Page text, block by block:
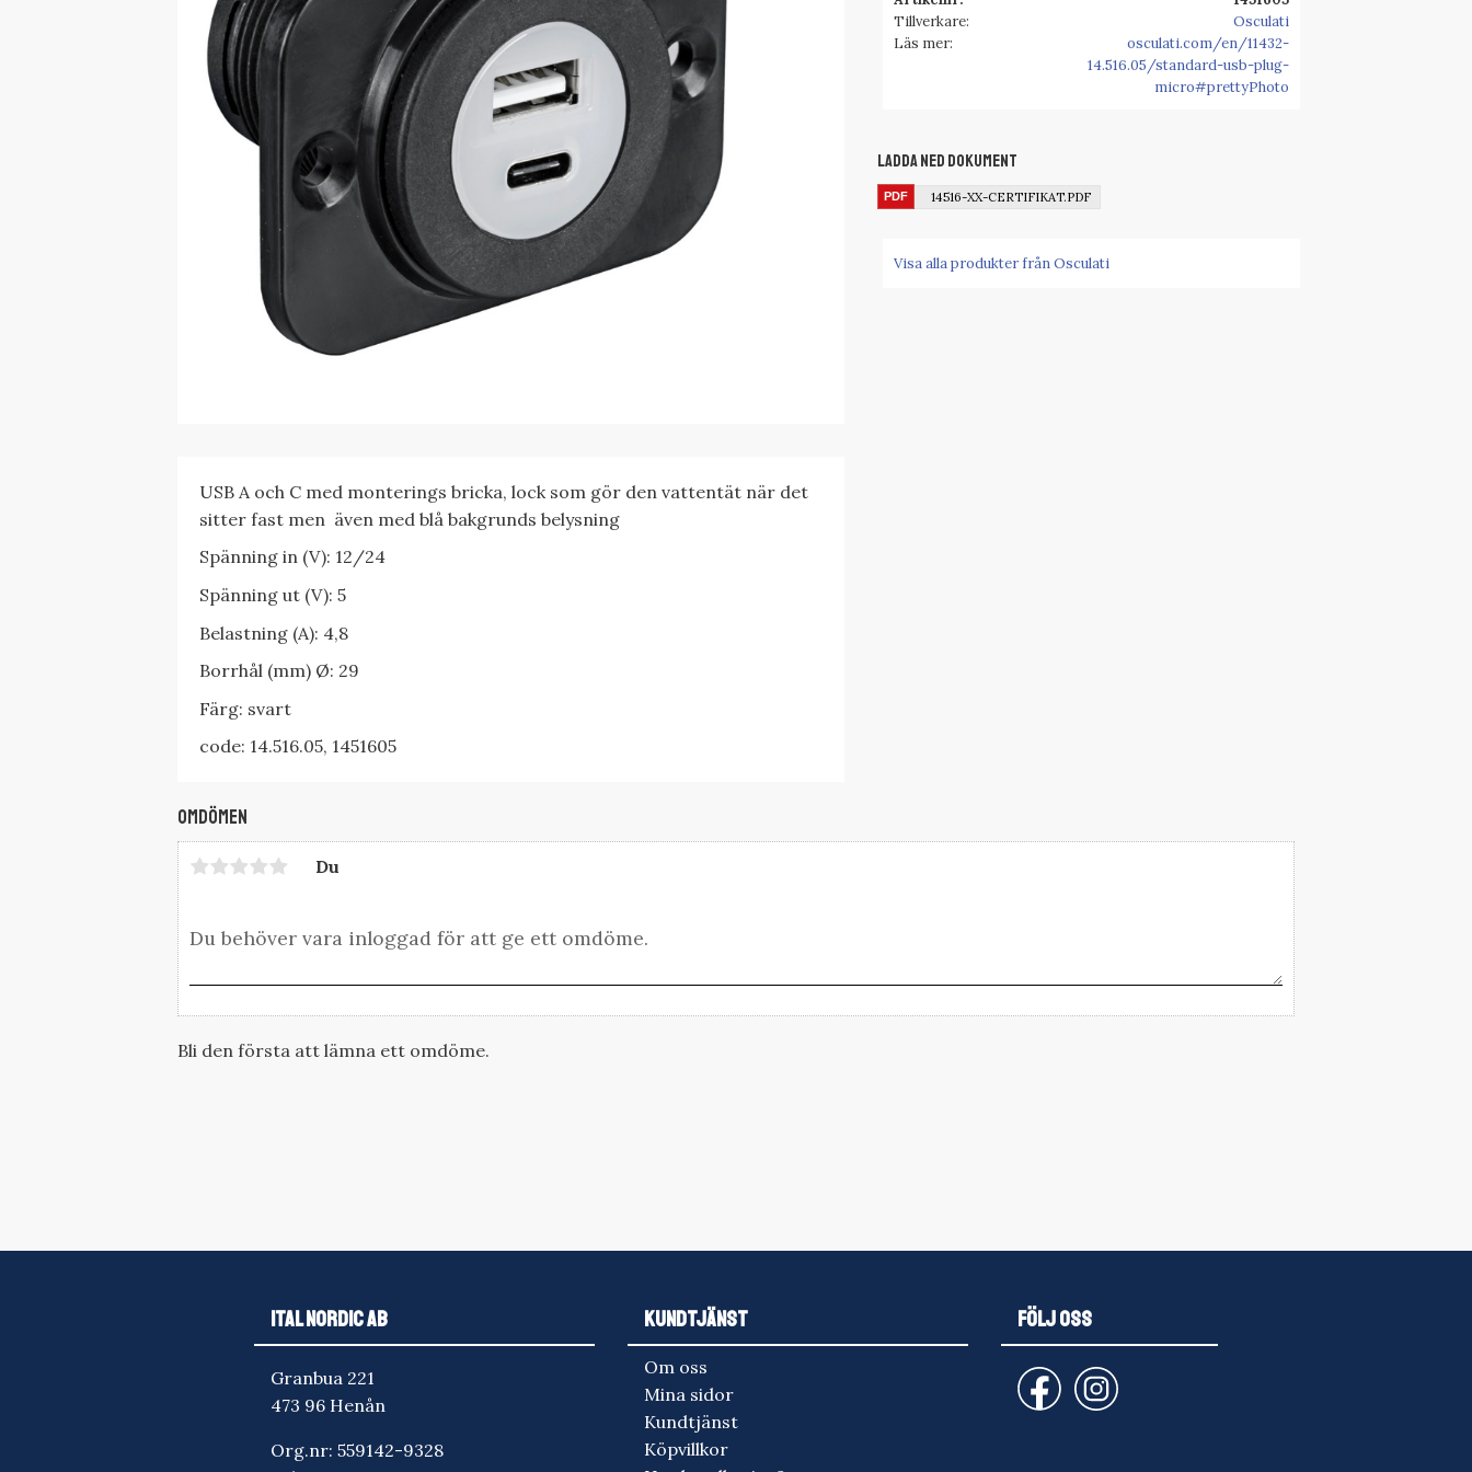
Tillverkare
Osculati
Läs mer
osculati.com/en/11432-
14.516.05/standard-usb-plug-
micro#prettyPhoto
Ladda ned dokument
14516-XX-CERTIFIKAT.PDF
Visa alla produkter från Osculati
USB A och C med monterings bricka, lock som gör den vattentät när det
sitter fast men även med blå bakgrunds belysning
Spänning in (V): 12/24
Spänning ut (V): 5
Belastning (A): 4,8
Borrhål (mm) Ø: 29
Färg: svart
code: 14.516.05, 1451605
Omdömen
Du
Bli den första att lämna ett omdöme.
ITAL NORDIC AB
Granbua 221
473 96 Henån
Org.nr: 559142-9328
KUNDTJÄNST
Om oss
Mina sidor
Kundtjänst
Köpvillkor
FÖLJ OSS